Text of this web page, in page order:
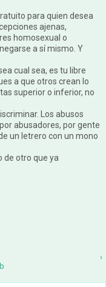
para quien desea
ajenas,
homosexual o
a sí mismo. Y
cual sea, es tu libre
a que otros crean lo
superior o inferior, no
Los abusos
abusadores, por gente
un letrero con un mono
de otro que ya
›